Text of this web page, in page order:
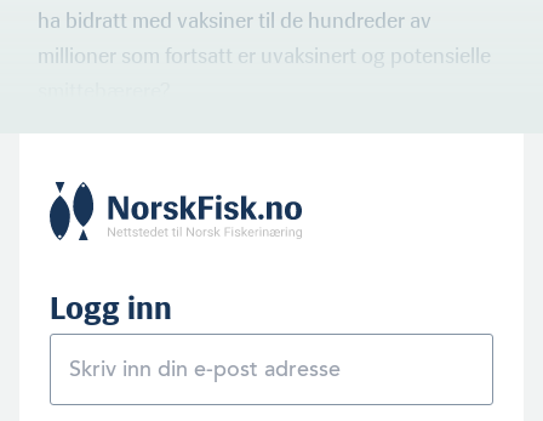
ha bidratt med vak­siner til de hundreder av
millioner som fortsatt er uvaksinert og potensielle
Logg inn